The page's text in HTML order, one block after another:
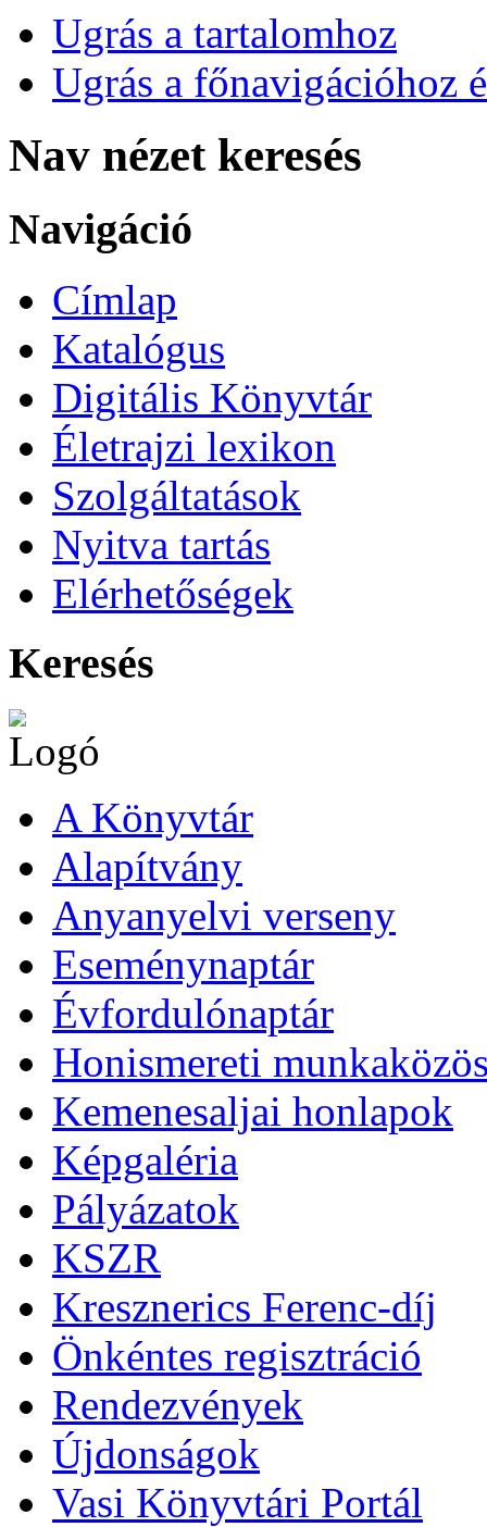
Ugrás a tartalomhoz
Ugrás a főnavigációhoz
Nav nézet keresés
Navigáció
Címlap
Katalógus
Digitális Könyvtár
Életrajzi lexikon
Szolgáltatások
Nyitva tartás
Elérhetőségek
Keresés
A Könyvtár
Alapítvány
Anyanyelvi verseny
Eseménynaptár
Évfordulónaptár
Honismereti
Kemenesaljai honlapok
Képgaléria
Pályázatok
KSZR
Kresznerics Ferenc-díj
Önkéntes regisztráció
Rendezvények
Újdonságok
Vasi Könyvtári Portál